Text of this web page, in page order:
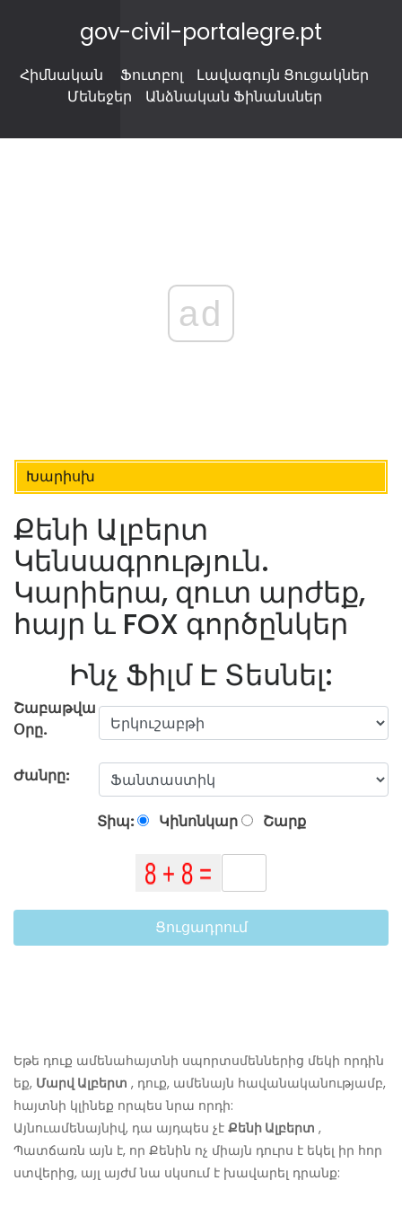
gov-civil-portalegre.pt
Հիմնական Ֆուտբոլ
Լավագույն Ցուցակներ
Մենեջեր
Անձնական Ֆինանսներ
ad
Խարիսխ
Քենի Ալբերտ
Կենսագրություն.
Կարիերա, զուտ արժեք,
հայր և FOX գործընկեր
Ինչ Ֆիլմ Է Տեսնել:
Շաբաթվա
Օրը.
Ժանրը:
Տիպ: Կինոնկար Շարք
Ցուցադրում
Եթե ​​դուք ամենահայտնի սպորտսմեններից մեկի որդին
եք, Մարվ Ալբերտ , դուք, ամենայն հավանականությամբ,
հայտնի կլինեք որպես նրա որդի:
Այնուամենայնիվ, դա այդպես չէ Քենի Ալբերտ ,
Պատճառն այն է, որ Քենին ոչ միայն դուրս է եկել իր հոր
ստվերից, այլ այժմ նա սկսում է խավարել դրանք: